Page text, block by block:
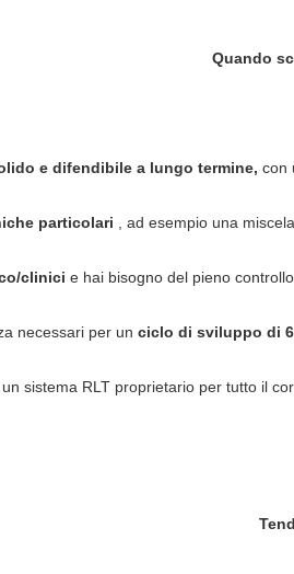
Quando
e difendibile a lungo termine, con
particolari , ad esempio una
clinici e hai bisogno del pieno
necessari per un ciclo di sviluppo di
sistema RLT proprietario per tutto il